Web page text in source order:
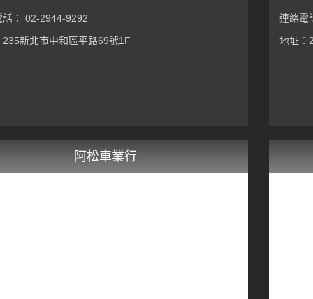
話： 02-2944-9292
235新北市中和區平路69號1F
連絡電
地址：
阿松車業行